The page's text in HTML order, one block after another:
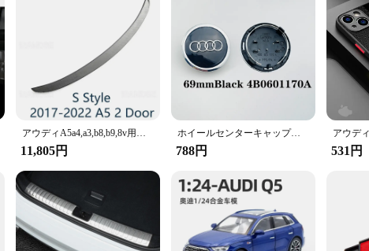
Made from high-grade plastic, these components are designed to
aesthetics but also ensures a perfect fit, maintaining the integrity of the
parts, ensuring a seamless integration with your vehicle's electrical
With the set available in multiple quantities, you can ensure that you
Each component is rigorously tested to meet the highest standards of
you're a wholesaler, vendor, or individual looking for a set of high-quality
A4 B6.
アウディA5a4,a3,b8,b9,8v用の本物のカーボンリアスポイラー
11,805円
ホイールセンターキャップハブカバーバッジ、a3、a4、a5、a6、a7、a8、s4、s6、4b0601170、60mm、61mm、68mm、69mm、135mm、4個
788円 531円